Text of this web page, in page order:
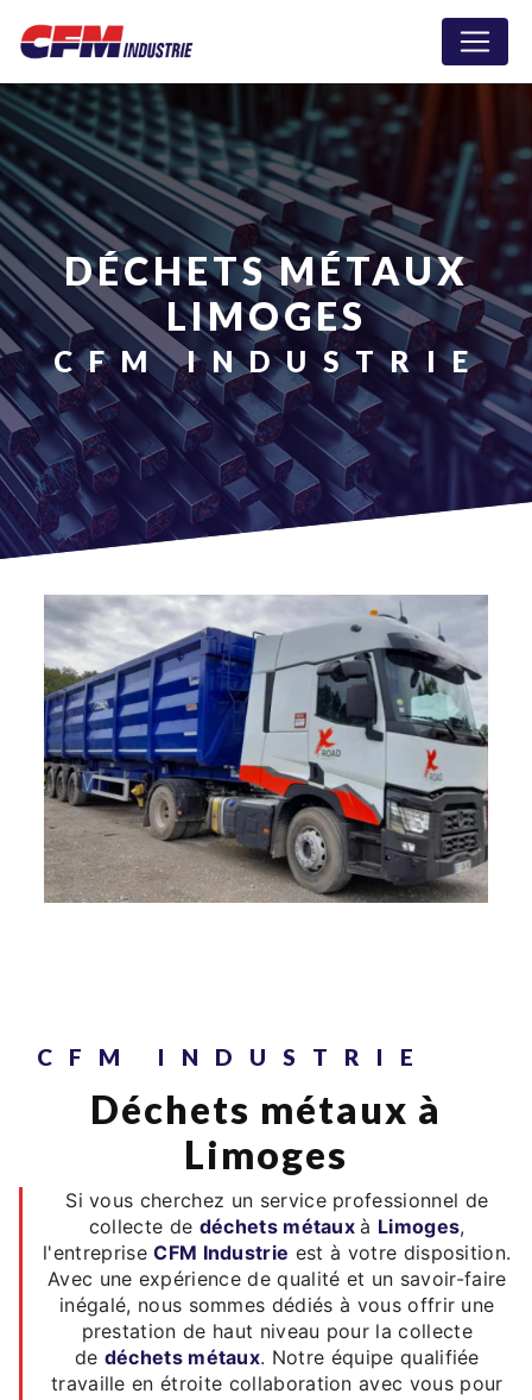
DÉCHETS MÉTAUX
LIMOGES
CFM INDUSTRIE
CFM INDUSTRIE
déchets métaux à
Limoges
Si vous cherchez un service professionnel de
collecte de déchets métauxà Limoges,
l'entrepriseCFM Industrie est à votre disposition.
Avec une expérience de qualité et un savoir-faire
inégalé, nous sommes dédiés à vous offrir une
prestation de haut niveau pour la collecte
de déchets métaux. Notre équipe qualifiée
travaille en étroite collaboration avec vous pour